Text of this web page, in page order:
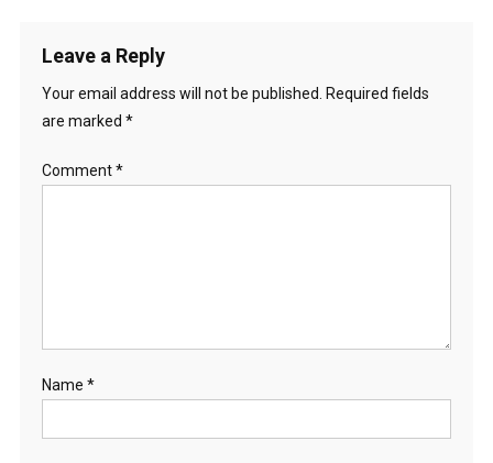
Leave a Reply
Your email address will not be published.
Required fields
are marked *
Comment*
Name *